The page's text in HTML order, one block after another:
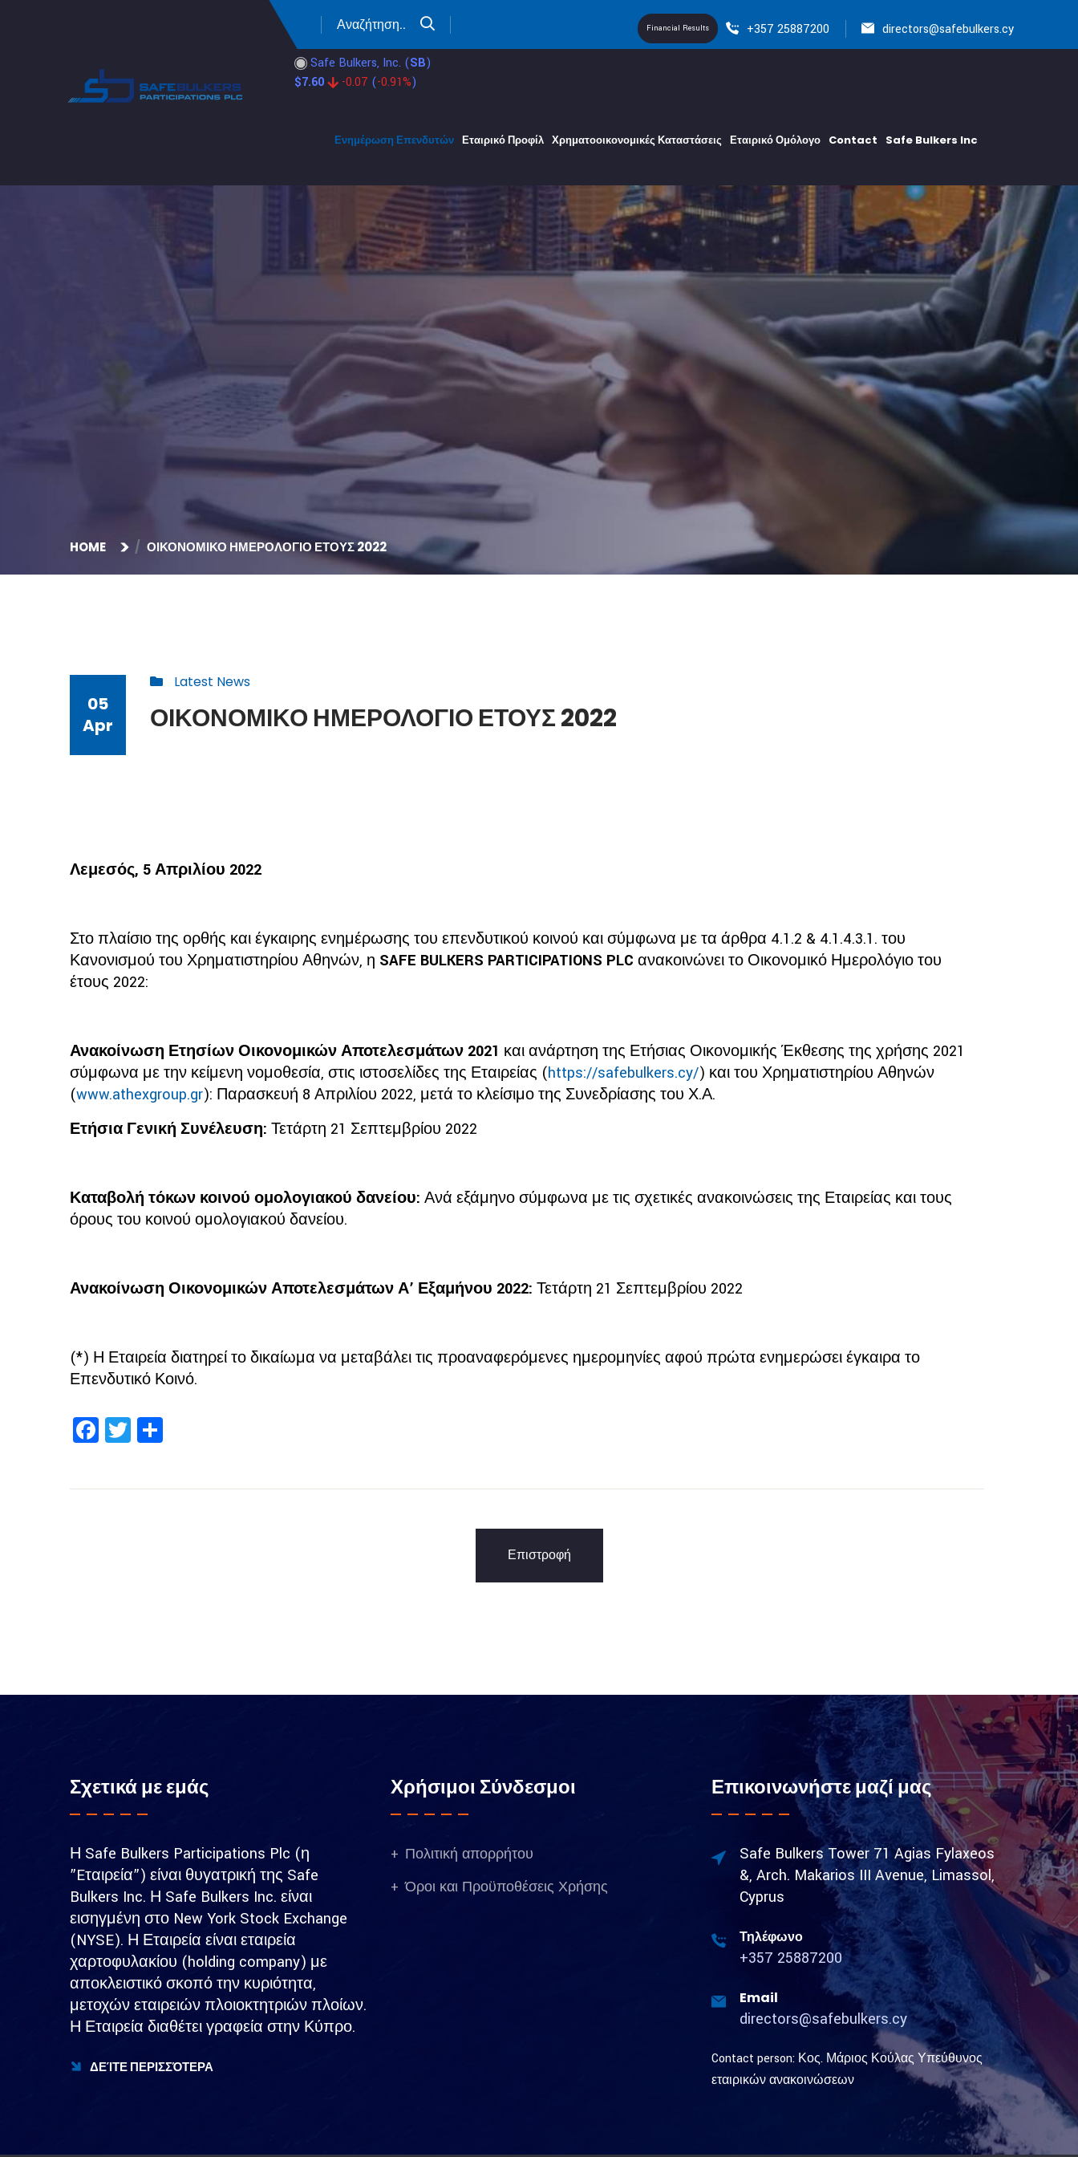
Financial Results +357 25887200 directors@safebulkers.cy
Safe Bulkers, Inc. (SB)
$7.60 -0.07 (-0.91%)
Ενημέρωση Επενδυτών Εταιρικό Προφίλ Χρηματοοικονομικές Καταστάσεις Εταιρικό Ομόλογο Contact Safe Bulkers Inc
HOME ΟΙΚΟΝΟΜΙΚΟ ΗΜΕΡΟΛΟΓΙΟ ΕΤΟΥΣ 2022
05
Apr
Latest News
ΟΙΚΟΝΟΜΙΚΟ ΗΜΕΡΟΛΟΓΙΟ ΕΤΟΥΣ 2022
Λεμεσός, 5 Απριλίου 2022
Στο πλαίσιο της ορθής και έγκαιρης ενημέρωσης του επενδυτικού κοινού και σύμφωνα με τα άρθρα 4.1.2 & 4.1.4.3.1. του
Κανονισμού του Χρηματιστηρίου Αθηνών, η SAFE BULKERS PARTICIPATIONS PLC ανακοινώνει το Οικονομικό Ημερολόγιο του
έτους 2022:
Ανακοίνωση Ετησίων Οικονομικών Αποτελεσμάτων 2021 και ανάρτηση της Ετήσιας Οικονομικής Έκθεσης της χρήσης 2021
σύμφωνα με την κείμενη νομοθεσία, στις ιστοσελίδες της Εταιρείας (https://safebulkers.cy/) και του Χρηματιστηρίου Αθηνών
(www.athexgroup.gr): Παρασκευή 8 Απριλίου 2022, μετά το κλείσιμο της Συνεδρίασης του Χ.Α.
Ετήσια Γενική Συνέλευση: Τετάρτη 21 Σεπτεμβρίου 2022
Καταβολή τόκων κοινού ομολογιακού δανείου: Ανά εξάμηνο σύμφωνα με τις σχετικές ανακοινώσεις της Εταιρείας και τους
όρους του κοινού ομολογιακού δανείου.
Ανακοίνωση Οικονομικών Αποτελεσμάτων Α’ Εξαμήνου 2022: Τετάρτη 21 Σεπτεμβρίου 2022
(*) Η Εταιρεία διατηρεί το δικαίωμα να μεταβάλει τις προαναφερόμενες ημερομηνίες αφού πρώτα ενημερώσει έγκαιρα το
Επενδυτικό Κοινό.
Facebook
Twitter
Επιστροφή
Σχετικά με εμάς
Η Safe Bulkers Participations Plc (η
”Eταιρεία”) είναι θυγατρική της Safe
Bulkers Inc. Η Safe Bulkers Inc. είναι
εισηγμένη στο New York Stock Exchange
(NYSE). Η Εταιρεία είναι εταιρεία
χαρτοφυλακίου (holding company) με
αποκλειστικό σκοπό την κυριότητα,
μετοχών εταιρειών πλοιοκτητριών πλοίων.
Η Εταιρεία διαθέτει γραφεία στην Κύπρο.
ΔΕΊΤΕ ΠΕΡΙΣΣΌΤΕΡΑ
Χρήσιμοι Σύνδεσμοι
Πολιτική απορρήτου
Όροι και Προϋποθέσεις Χρήσης
Επικοινωνήστε μαζί μας
Safe Bulkers Tower 71 Agias Fylaxeos
&, Arch. Makarios III Avenue, Limassol,
Cyprus
Τηλέφωνο
+357 25887200
Email
directors@safebulkers.cy
Contact person: Κος. Μάριος Κούλας Υπεύθυνος
εταιρικών ανακοινώσεων